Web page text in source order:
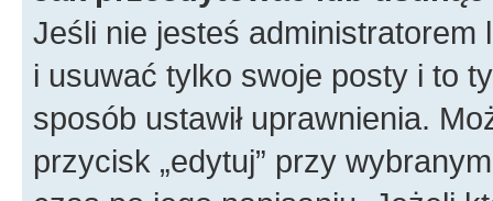
Jeśli nie jesteś
i usuwać tylko swoje posty i to
sposób ustawił uprawnienia.
przycisk „edytuj” przy